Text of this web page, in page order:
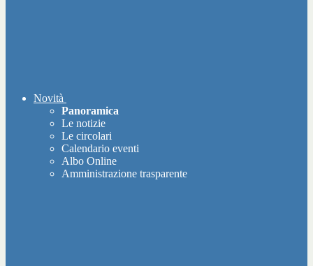
Novità
Panoramica
Le notizie
Le circolari
Calendario eventi
Albo Online
Amministrazione trasparente